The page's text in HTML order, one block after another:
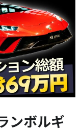
ンボルギ